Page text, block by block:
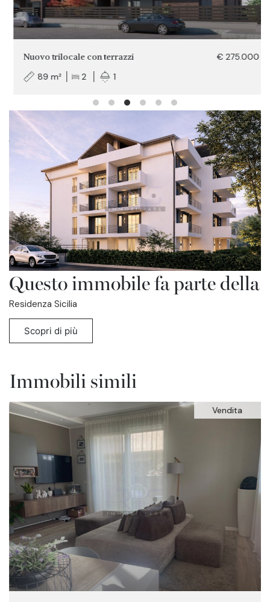
€ 275.000
Nuovo trilocale con terrazzi
89 m²
2 1
Questo immobile fa parte della
Residenza Sicilia
Scopri di più
Immobili simili
Vendita